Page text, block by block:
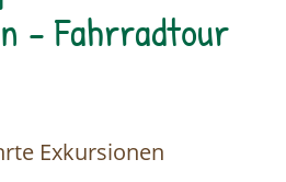
- Fahrradtour
Exkursionen